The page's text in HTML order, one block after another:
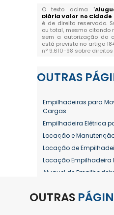
O texto acima "
Diária Valor no
é de direito reservado.
ou total, mesmo citando
sem a autorização do
está previsto no artigo
n° 9.610-98 sobre
OUTRAS
Empilhadeiras para
Cargas
Empilhadeira Elétrica
Locação e
Locação de
Locação Empilhadeira
Aluguel de
Aluguel de
OUTRAS